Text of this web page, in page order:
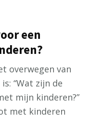
een
overwegen van
“Wat zijn de
mijn kinderen?”
met kinderen